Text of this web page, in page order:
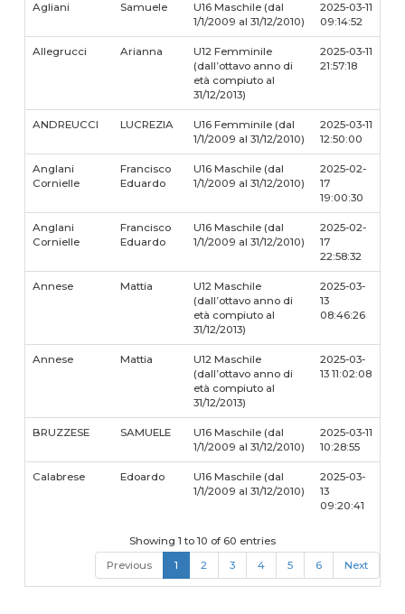
Agliani Samuele
U16 Maschile (dal
1/1/2009 al 31/12/2010)
2025-03-11
09:14:52
Allegrucci Arianna
U12 Femminile
(dall’ottavo anno di
età compiuto al
31/12/2013)
2025-03-11
21:57:18
ANDREUCCI LUCREZIA
U16 Femminile (dal
1/1/2009 al 31/12/2010)
2025-03-11
12:50:00
Anglani
Cornielle
Francisco
Eduardo
U16 Maschile (dal
1/1/2009 al 31/12/2010)
2025-02-
17
19:00:30
Anglani
Cornielle
Francisco
Eduardo
U16 Maschile (dal
1/1/2009 al 31/12/2010)
2025-02-
17
22:58:32
Annese Mattia
U12 Maschile
(dall’ottavo anno di
età compiuto al
31/12/2013)
2025-03-
13
08:46:26
Annese Mattia
U12 Maschile
(dall’ottavo anno di
età compiuto al
31/12/2013)
2025-03-
13 11:02:08
BRUZZESE SAMUELE
U16 Maschile (dal
1/1/2009 al 31/12/2010)
2025-03-11
10:28:55
Calabrese Edoardo
U16 Maschile (dal
1/1/2009 al 31/12/2010)
2025-03-
13
09:20:41
Showing 1 to 10 of 60 entries
Previous
1 2 3 4 5 6 Next